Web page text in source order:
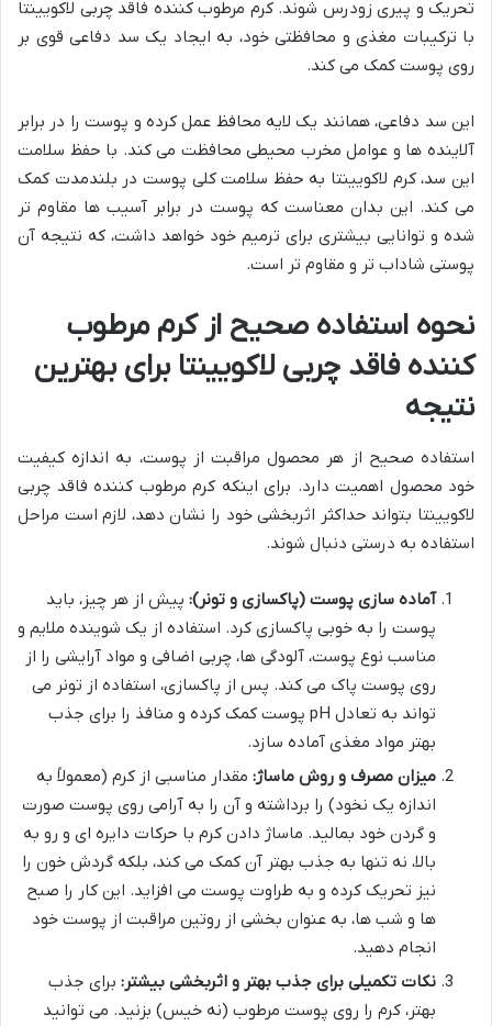
تحریک و پیری زودرس شوند. کرم مرطوب کننده فاقد چربی لاکویینتا
با ترکیبات مغذی و محافظتی خود، به ایجاد یک سد دفاعی قوی بر
روی پوست کمک می کند.
این سد دفاعی، همانند یک لایه محافظ عمل کرده و پوست را در برابر
آلاینده ها و عوامل مخرب محیطی محافظت می کند. با حفظ سلامت
این سد، کرم لاکویینتا به حفظ سلامت کلی پوست در بلندمدت کمک
می کند. این بدان معناست که پوست در برابر آسیب ها مقاوم تر
شده و توانایی بیشتری برای ترمیم خود خواهد داشت، که نتیجه آن
پوستی شاداب تر و مقاوم تر است.
نحوه استفاده صحیح از کرم مرطوب
کننده فاقد چربی لاکویینتا برای بهترین
نتیجه
استفاده صحیح از هر محصول مراقبت از پوست، به اندازه کیفیت
خود محصول اهمیت دارد. برای اینکه کرم مرطوب کننده فاقد چربی
لاکویینتا بتواند حداکثر اثربخشی خود را نشان دهد، لازم است مراحل
استفاده به درستی دنبال شوند.
آماده سازی پوست (پاکسازی و تونر): پیش از هر چیز، باید
پوست را به خوبی پاکسازی کرد. استفاده از یک شوینده ملایم و
مناسب نوع پوست، آلودگی ها، چربی اضافی و مواد آرایشی را از
روی پوست پاک می کند. پس از پاکسازی، استفاده از تونر می
تواند به تعادل pH پوست کمک کرده و منافذ را برای جذب
بهتر مواد مغذی آماده سازد.
میزان مصرف و روش ماساژ: مقدار مناسبی از کرم (معمولاً به
اندازه یک نخود) را برداشته و آن را به آرامی روی پوست صورت
و گردن خود بمالید. ماساژ دادن کرم با حرکات دایره ای و رو به
بالا، نه تنها به جذب بهتر آن کمک می کند، بلکه گردش خون را
نیز تحریک کرده و به طراوت پوست می افزاید. این کار را صبح
ها و شب ها، به عنوان بخشی از روتین مراقبت از پوست خود
انجام دهید.
نکات تکمیلی برای جذب بهتر و اثربخشی بیشتر: برای جذب
بهتر، کرم را روی پوست مرطوب (نه خیس) بزنید. می توانید